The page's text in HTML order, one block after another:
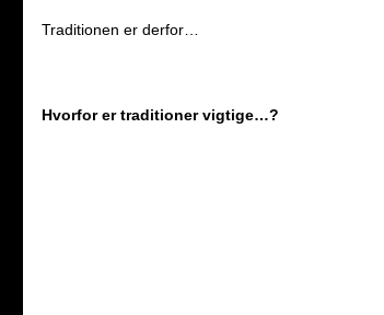
Traditionen er derfor…
Hvorfor er traditioner vigtige…?